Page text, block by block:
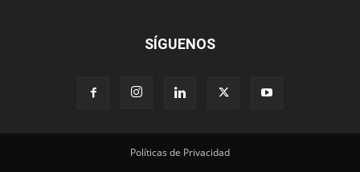
SÍGUENOS
Políticas de Privacidad